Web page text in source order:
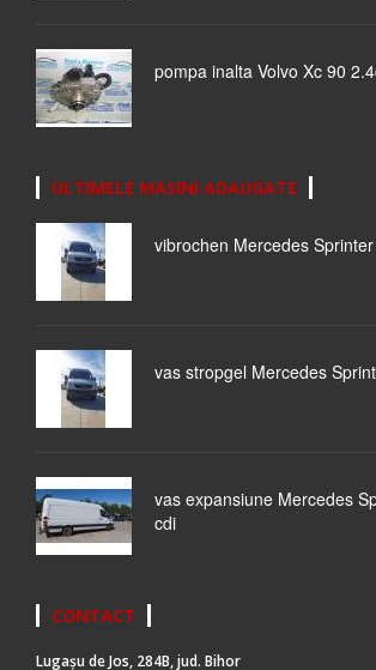
pompa inalta Volvo Xc 90
ULTIMELE MASINI ADAUGATE
vibrochen Mercedes
vas stropgel Mercedes
vas expansiune Mercedes
cdi
CONTACT
Lugașu de Jos, 284B, jud. Bihor